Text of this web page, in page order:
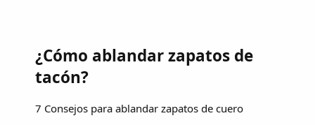
¿Cómo ablandar zapatos de
tacón?
7 Consejos para ablandar zapatos de cuero